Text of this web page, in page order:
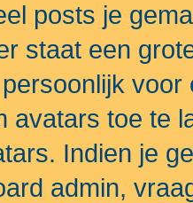
posts je
staat een
avatars toe te
Indien je
admin,